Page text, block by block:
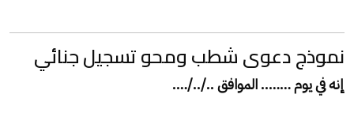
نموذج دعوى شطب ومحو تسجيل جنائي
إنه في يوم …….. الموافق ../../….